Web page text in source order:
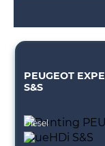
PEUGEOT
S&S
Diésel